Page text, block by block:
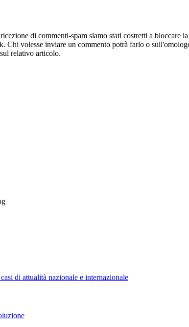
di commenti-spam siamo stati costretti a
Chi volesse inviare un commento potrà farlo o
relativo articolo.
di attualità nazionale e internazionale